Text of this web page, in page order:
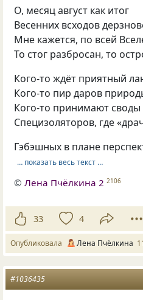
О, месяц август как итог
Весенних всходов
Мне кажется, по всей
То стог разбросан, то
Кого-то ждёт приятный
Кого-то пир даров
Кого-то принимают своды
Специзоляторов, где
Гэбэшных в плане
… показать весь текст …
©Лена Пчёлкина 2 2106
33 4
Опубликовала Лена Пчёлкина
#1036435